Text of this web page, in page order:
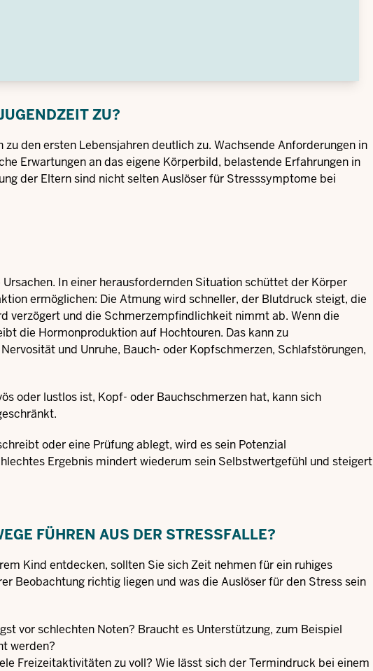
ZU?
den ersten Lebensjahren deutlich zu. Wachsende Anforderungen in
Erwartungen an das eigene Körperbild, belastende Erfahrungen in
der Eltern sind nicht selten Auslöser für Stresssymptome bei
In einer herausfordernden Situation schüttet der Körper
ermöglichen: Die Atmung wird schneller, der Blutdruck steigt, die
verzögert und die Schmerzempfindlichkeit nimmt ab. Wenn die
die Hormonproduktion auf Hochtouren. Das kann zu
und Unruhe, Bauch- oder Kopfschmerzen, Schlafstörungen,
oder lustlos ist, Kopf- oder Bauchschmerzen hat, kann sich
oder eine Prüfung ablegt, wird es sein Potenzial
Ergebnis mindert wiederum sein Selbstwertgefühl und steigert
FÜHREN AUS DER STRESSFALLE?
Kind entdecken, sollten Sie sich Zeit nehmen für ein ruhiges
Beobachtung richtig liegen und was die Auslöser für den Stress sein
vor schlechten Noten? Braucht es Unterstützung, zum Beispiel
werden?
Freizeitaktivitäten zu voll? Wie lässt sich der Termindruck bei einem